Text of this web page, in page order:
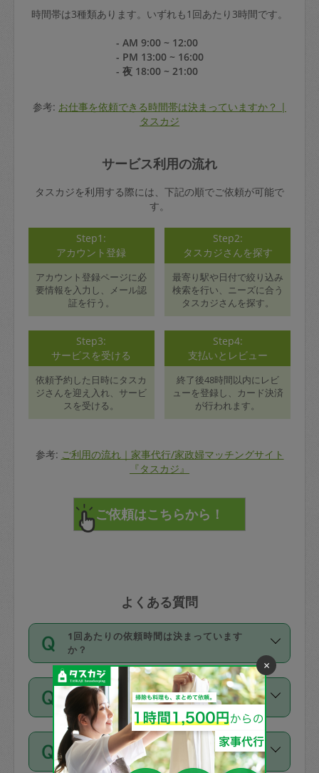
時間帯は3種類あります。いずれも1回あたり3時間です。
- AM 9:00 ~ 12:00
- PM 13:00 ~ 16:00
- 夜 18:00 ~ 21:00
参考: お仕事を依頼できる時間帯は決まっていますか？ |
タスカジ
サービス利用の流れ
タスカジを利用する際には、下記の順でご依頼が可能で
す。
Step1:
アカウント登録
アカウント登録ページに必
要情報を入力し、メール認
証を行う。
Step2:
タスカジさんを探す
最寄り駅や日付で絞り込み
検索を行い、ニーズに合う
タスカジさんを探す。
Step3:
サービスを受ける
依頼予約した日時にタスカ
ジさんを迎え入れ、サービ
スを受ける。
Step4:
支払いとレビュー
終了後48時間以内にレビ
ューを登録し、カード決済
が行われます。
参考: ご利用の流れ｜家事代行/家政婦マッチングサイト
『タスカジ』
よくある質問
1回あたりの依頼時間は決まっています
か？
依頼1回につき3時間固定です。3時間を
超えて依頼したい場合は、延長機能をご
利用ください。機能をご利用いただくに
は、タスカジさんに事前に相談し、合意
の上事前申請することが必要です。な
価格はどうやって決まっていますか？
11種類の価格帯の中からタスカジさん自
身が価格を選んで設定しています。
支払い方法を教えてください
×